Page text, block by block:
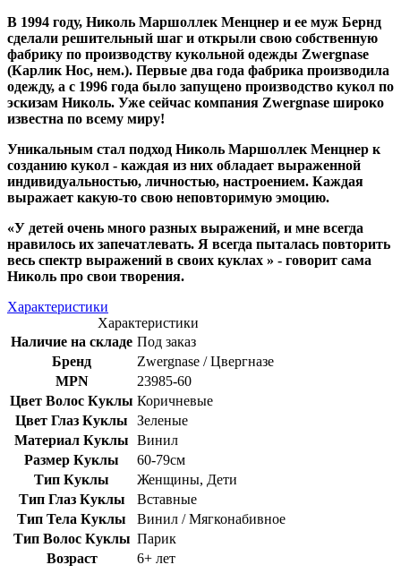
В 1994 году, Николь Маршоллек Менцнер и ее муж Бернд
сделали решительный шаг и открыли свою собственную
фабрику по производству кукольной одежды Zwergnase
(Карлик Нос, нем.). Первые два года фабрика производила
одежду, а с 1996 года было запущено производство кукол по
эскизам Николь. Уже сейчас компания Zwergnase широко
известна по всему миру!
Уникальным стал подход Николь Маршоллек Менцнер к
созданию кукол - каждая из них обладает выраженной
индивидуальностью, личностью, настроением. Каждая
выражает какую-то свою неповторимую эмоцию.
«У детей очень много разных выражений, и мне всегда
нравилось их запечатлевать. Я всегда пыталась повторить
весь спектр выражений в своих куклах » - говорит сама
Николь про свои творения.
Характеристики
Характеристики
Наличие на складе Под заказ
Бренд
Zwergnase / Цвергназе
MPN
23985-60
Цвет Волос Куклы Коричневые
Цвет Глаз Куклы
Зеленые
Материал Куклы Винил
Размер Куклы
60-79см
Тип Куклы
Женщины, Дети
Тип Глаз Куклы
Вставные
Тип Тела Куклы
Винил / Мягконабивное
Тип Волос Куклы Парик
Возраст
6+ лет